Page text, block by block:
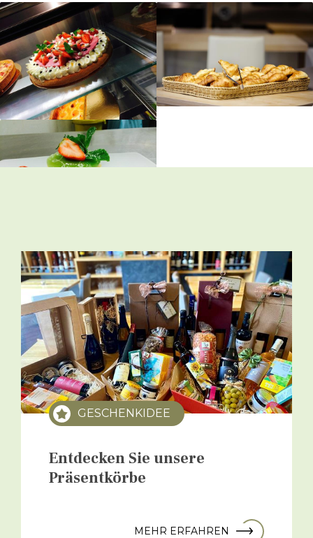
GESCHENKIDEE
Entdecken Sie unsere
Präsentkörbe
MEHR ERFAHREN